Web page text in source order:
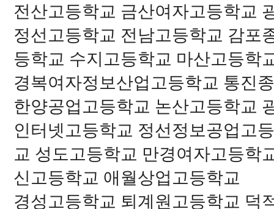
전산고등학교 금산여자고등학교
정선고등학교 전남고등학교 감포
등학교 수지고등학교 마산고등학
경복여자정보산업고등학교 통진
한양공업고등학교 논산고등학교
인터넷고등학교 정선정보공업고
교 성도고등학교 만경여자고등학
신고등학교 애월상업고등학교
경성고등학교 퇴계원고등학교 덕